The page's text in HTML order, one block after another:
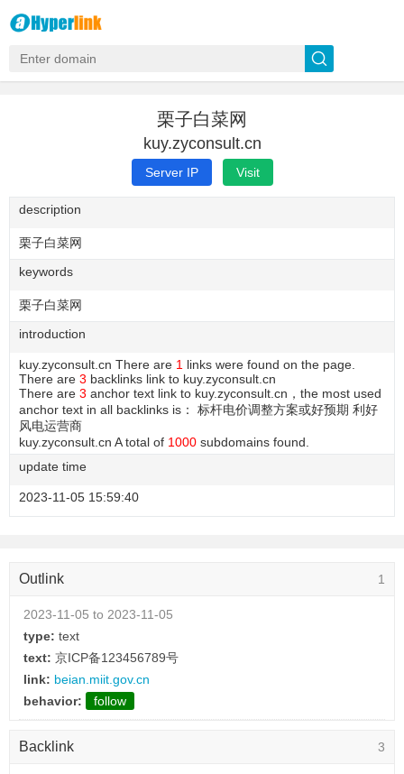
栗子白菜网
kuy.zyconsult.cn
Server IP Visit
description
栗子白菜网
keywords
栗子白菜网
introduction
kuy.zyconsult.cn There are 1 links were found on the page.
There are 3 backlinks link to kuy.zyconsult.cn
There are 3 anchor text link to kuy.zyconsult.cn，the most used
anchor text in all backlinks is： 标杆电价调整方案或好预期 利好
风电运营商
kuy.zyconsult.cn A total of 1000 subdomains found.
update time
2023-11-05 15:59:40
1
Outlink
2023-11-05 to 2023-11-05
type: text
text: 京ICP备123456789号
link: beian.miit.gov.cn
behavior:
follow
3
Backlink